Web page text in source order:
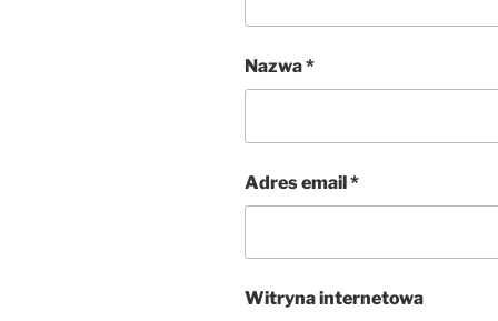
Nazwa*
Adres email*
Witryna internetowa